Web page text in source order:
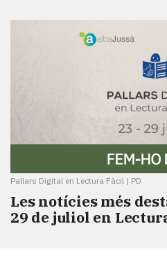
Pallars Digital en Lectura Fàcil | PD
Les notícies més
29 de juliol en